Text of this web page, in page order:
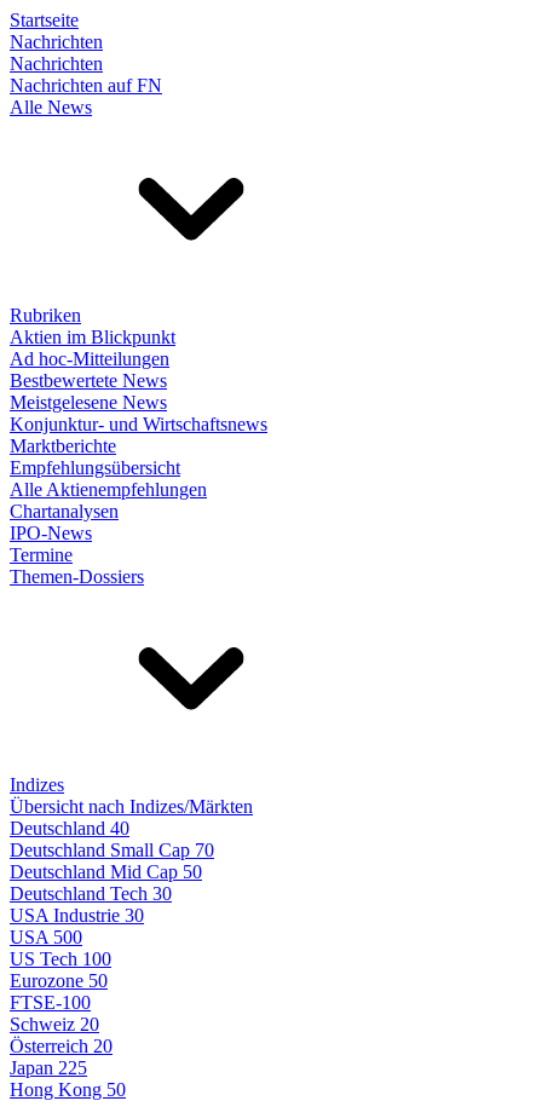
Startseite
Nachrichten
Nachrichten
Nachrichten auf FN
Alle News
Rubriken
Aktien im Blickpunkt
Ad hoc-Mitteilungen
Bestbewertete News
Meistgelesene News
Konjunktur- und Wirtschaftsnews
Marktberichte
Empfehlungsübersicht
Alle Aktienempfehlungen
Chartanalysen
IPO-News
Termine
Themen-Dossiers
Indizes
Übersicht nach Indizes/Märkten
Deutschland 40
Deutschland Small Cap 70
Deutschland Mid Cap 50
Deutschland Tech 30
USA Industrie 30
USA 500
US Tech 100
Eurozone 50
FTSE-100
Schweiz 20
Österreich 20
Japan 225
Hong Kong 50